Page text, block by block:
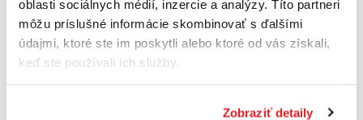
oblasti sociálnych médií, inzercie a analýzy. Títo partneri
môžu príslušné informácie skombinovať s ďalšími
údajmi, ktoré ste im poskytli alebo ktoré od vás získali,
keď ste používali ich služby.
Zobraziť detaily
Hmotnosť s akumulátorom 1,3 kg
Úroveň hluku Úroveň hluku elektrického
náradia s hodnotením A je typicky: hladina
akustického tlaku dB(A); hladina akustického